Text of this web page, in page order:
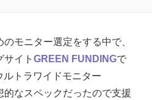
モニター選定をする中で、
サイト GREEN FUNDINGで
トラワイドモニター
的なスペックだったので支援